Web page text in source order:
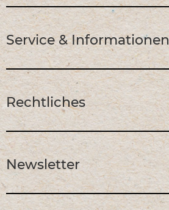
Service & Informationen
Rechtliches
Newsletter